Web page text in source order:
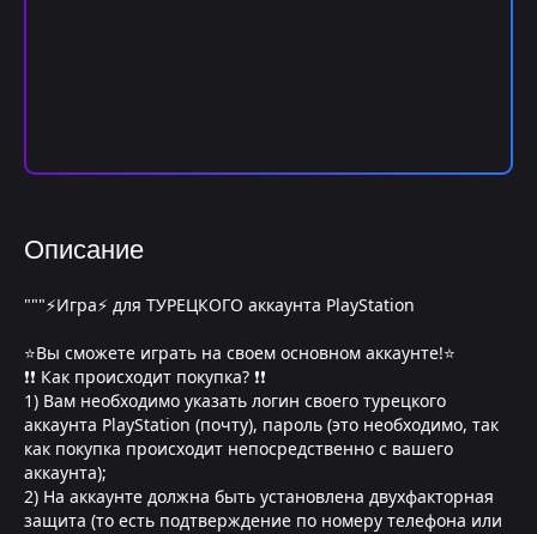
Описание
"""⚡Игра⚡ для ТУРЕЦКОГО аккаунта PlayStation
⭐Вы сможете играть на своем основном аккаунте!⭐
❗❗ Как происходит покупка? ❗❗
1) Вам необходимо указать логин своего турецкого
аккаунта PlayStation (почту), пароль (это необходимо, так
как покупка происходит непосредственно с вашего
аккаунта);
2) На аккаунте должна быть установлена двухфакторная
защита (то есть подтверждение по номеру телефона или